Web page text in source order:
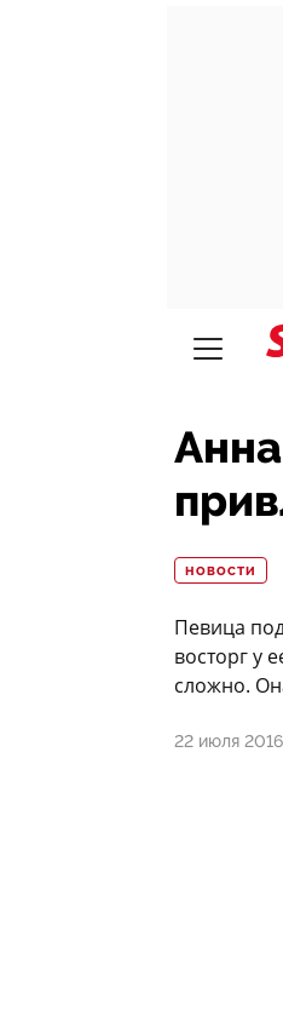
НОВОСТИ
Певица
восторг у
сложно.
22 июля